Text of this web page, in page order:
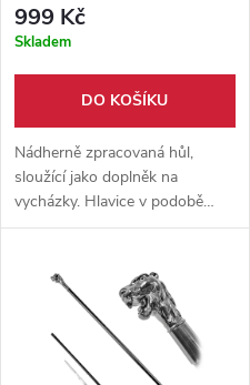
999 Kč
Skladem
DO KOŠÍKU
Nádherně zpracovaná hůl,
sloužící jako doplněk na
vycházky. Hlavice v podobě
hlavy amerického orla.
Nádherně zpracovaná hůl,
sloužící jako doplněk na
vycházky. Hlavice v podobě
hlavy amerického orla.
Nerezová čepel skrytá uvnitř.